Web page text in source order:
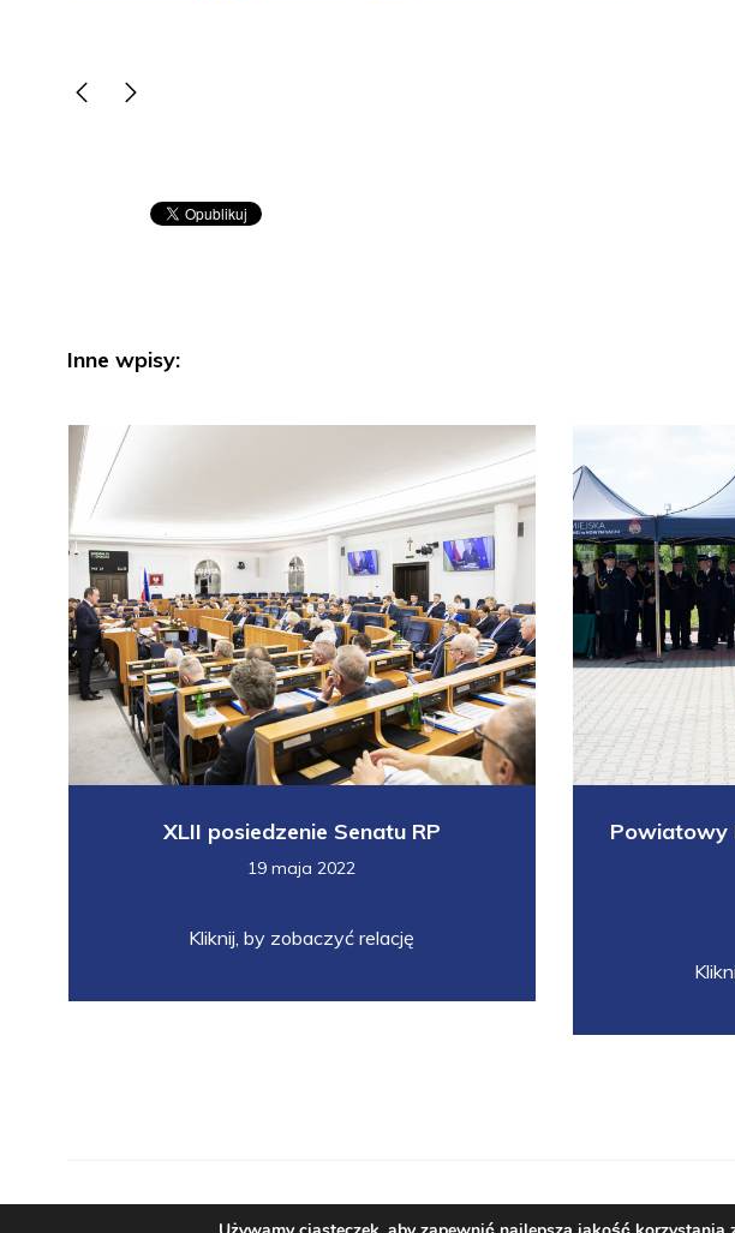
Inne wpisy:
XLII posiedzenie Senatu RP
19 maja 2022
Kliknij, by zobaczyć relację
Powiatowy
© 2019-